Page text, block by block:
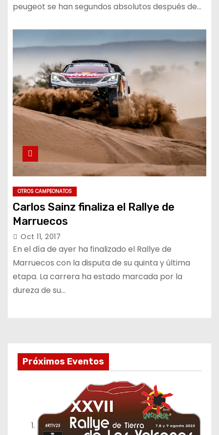
peugeot se han segundos absolutos después de…
OTROS CAMPEONATOS
Carlos Sainz finaliza el Rallye de
Marruecos
Oct 11, 2017
En el día de ayer ha finalizado el Rallye de
Marruecos con la disputa de su quinta y última
etapa. La carrera ha estado marcada por la
dureza de su…
Próximos Eventos